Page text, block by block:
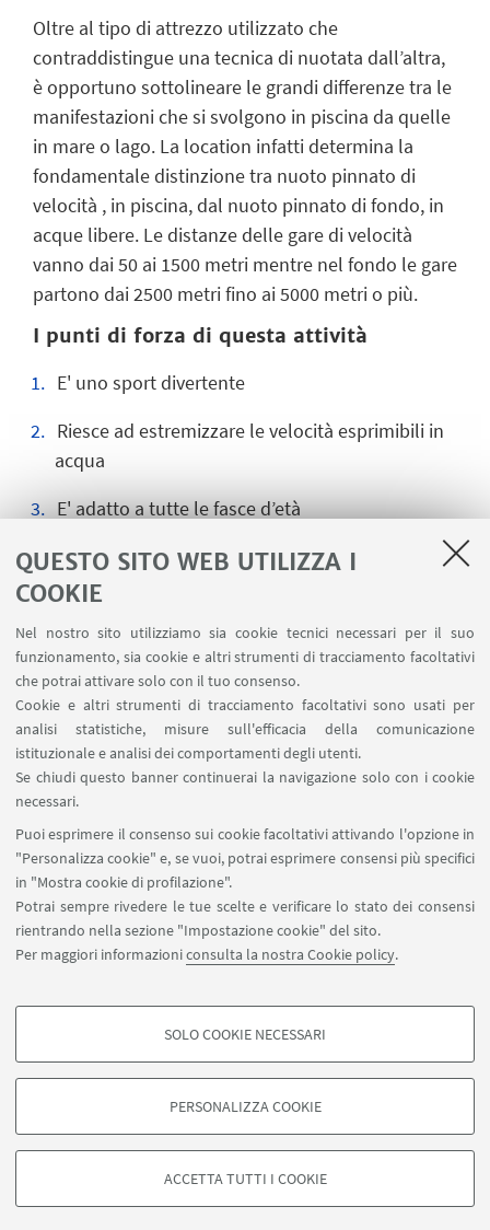
QUESTO SITO WEB UTILIZZA I
COOKIE
Nel nostro sito utilizziamo sia cookie tecnici necessari per il suo
funzionamento, sia cookie e altri strumenti di tracciamento facoltativi
che potrai attivare solo con il tuo consenso.
Cookie e altri strumenti di tracciamento facoltativi sono usati per
analisi statistiche, misure sull'efficacia della comunicazione
istituzionale e analisi dei comportamenti degli utenti.
Se chiudi questo banner continuerai la navigazione solo con i cookie
necessari.
Puoi esprimere il consenso sui cookie facoltativi attivando l'opzione in
"Personalizza cookie" e, se vuoi, potrai esprimere consensi più specifici
in "Mostra cookie di profilazione".
Potrai sempre rivedere le tue scelte e verificare lo stato dei consensi
rientrando nella sezione "Impostazione cookie" del sito.
Per maggiori informazioniconsulta la nostra Cookie policy.
COOKIE DI PROFILAZIONE - FACOLTATIVI
degli utenti, creare profili in base al loro comportamento sul sito, per analisi
di marketing.
Google/Youtube Video
SOLO COOKIE NECESSARI
PERSONALIZZA COOKIE
ACCETTA TUTTI I COOKIE
Oltre al tipo di attrezzo utilizzato che
contraddistingue una tecnica di nuotata dall’altra,
è opportuno sottolineare le grandi differenze tra le
manifestazioni che si svolgono in piscina da quelle
in mare o lago. La location infatti determina la
fondamentale distinzione tra nuoto pinnato di
velocità , in piscina, dal nuoto pinnato di fondo, in
acque libere. Le distanze delle gare di velocità
vanno dai 50 ai 1500 metri mentre nel fondo le gare
partono dai 2500 metri fino ai 5000 metri o più.
I punti di forza di questa attività
E' uno sport divertente
Riesce ad estremizzare le velocità esprimibili in
acqua
E' adatto a tutte le fasce d’età
Si può praticare in autonomia anche in mare
Stimola la curiosità del corsista che fatica a
prender dimestichezza con le tecniche di
scivolamento
Guarda i corsi di Nuoto PInnato
Corso Nuoto Pinnato a Bologna
Seguici su:
©Copyright 2026 - ALMA MATER STUDIORUM - Università di
Privacy- Note legali-Impostazioni Cookie